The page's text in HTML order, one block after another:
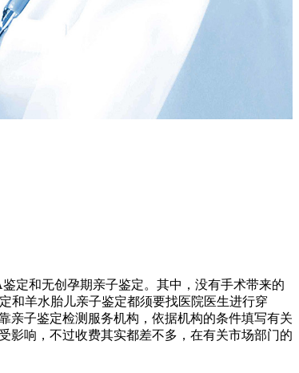
鉴定和无创孕期亲子鉴定。其中，没有手术带来的
和羊水胎儿亲子鉴定都须要找医院医生进行穿
亲子鉴定检测服务机构，依据机构的条件填写有关
影响，不过收费其实都差不多，在有关市场部门的